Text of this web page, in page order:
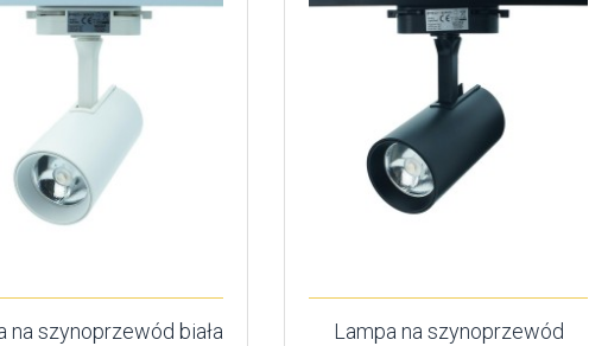
na szynoprzewód biała
Lampa na szynoprzewód